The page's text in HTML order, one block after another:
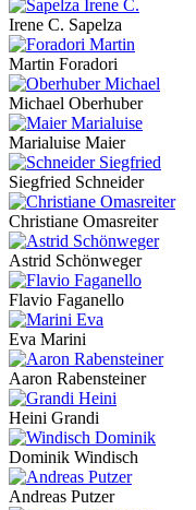
Irene C. Sapelza
Martin Foradori
Michael Oberhuber
Marialuise Maier
Siegfried Schneider
Christiane Omasreiter
Astrid Schönweger
Flavio Faganello
Eva Marini
Aaron Rabensteiner
Heini Grandi
Dominik Windisch
Andreas Putzer